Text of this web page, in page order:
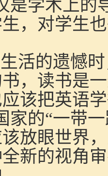
是学术上的
，对学生
活的遗憾
，读书是
该把英语
家的“一带
放眼世界
新的视角